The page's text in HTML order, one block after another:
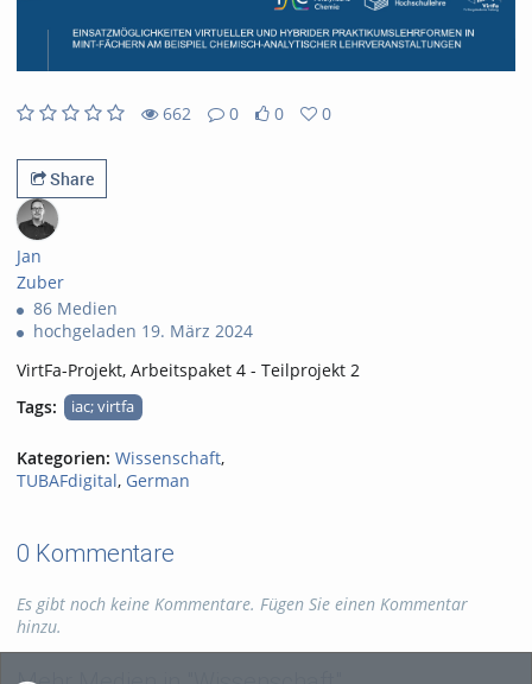
662
0
0
0
Share
Jan
Zuber
86 Medien
hochgeladen 19. März 2024
VirtFa-Projekt, Arbeitspaket 4 - Teilprojekt 2
Tags:
iac; virtfa
Kategorien: Wissenschaft,
TUBAFdigital, German
0 Kommentare
Es gibt noch keine Kommentare. Fügen Sie einen Kommentar
hinzu.